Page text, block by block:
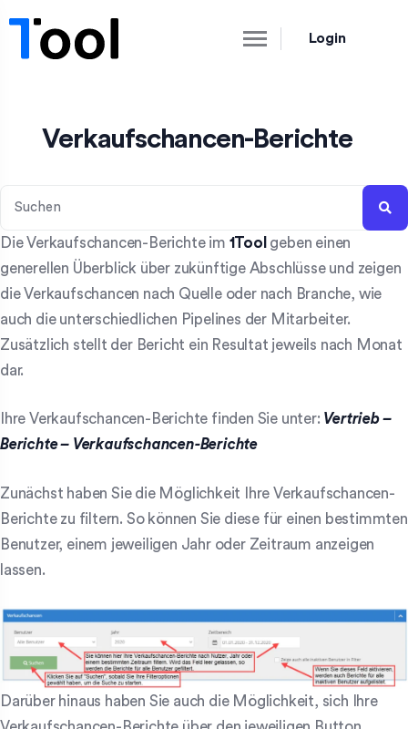
Login
Verkaufschancen-Berichte
Die Verkaufschancen-Berichte im 1Tool geben einen
generellen Überblick über zukünftige Abschlüsse und zeigen
die Verkaufschancen nach Quelle oder nach Branche, wie
auch die unterschiedlichen Pipelines der Mitarbeiter.
Zusätzlich stellt der Bericht ein Resultat jeweils nach Monat
dar.
Ihre Verkaufschancen-Berichte finden Sie unter: Vertrieb –
Berichte – Verkaufschancen-Berichte
Zunächst haben Sie die Möglichkeit Ihre Verkaufschancen-
Berichte zu filtern. So können Sie diese für einen bestimmten
Benutzer, einem jeweiligen Jahr oder Zeitraum anzeigen
lassen.
Darüber hinaus haben Sie auch die Möglichkeit, sich Ihre